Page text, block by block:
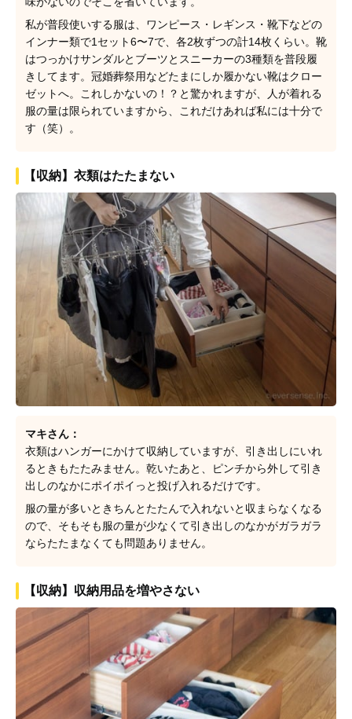
私が普段使いする服は、ワンピース・レギンス・靴下などの
インナー類で1セット6〜7で、各2枚ずつの計14枚くらい。靴
はつっかけサンダルとブーツとスニーカーの3種類を普段履
きしてます。冠婚葬祭用などたまにしか履かない靴はクロー
ゼットへ。これしかないの！？と驚かれますが、人が着れる
服の量は限られていますから、これだけあれば私には十分で
す（笑）。
【収納】衣類はたたまない
マキさん：
衣類はハンガーにかけて収納していますが、引き出しにいれ
るときもたたみません。乾いたあと、ピンチから外して引き
出しのなかにポイポイっと投げ入れるだけです。
服の量が多いときちんとたたんで入れないと収まらなくなる
ので、そもそも服の量が少なくて引き出しのなかがガラガラ
ならたたまなくても問題ありません。
【収納】収納用品を増やさない